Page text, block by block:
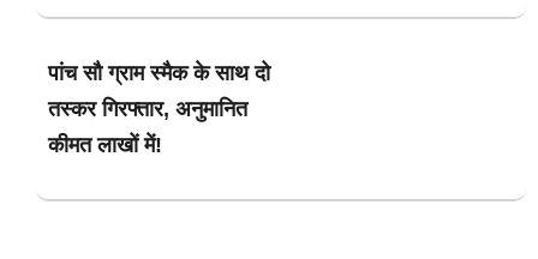
पांच सौ ग्राम स्मैक के साथ दो
तस्कर गिरफ्तार, अनुमानित
कीमत लाखों में!